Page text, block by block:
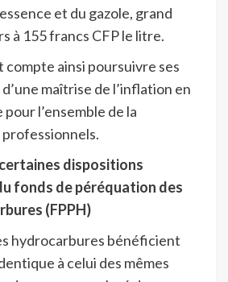
et du gazole, grand
à 155 francs CFP le litre.
ainsi poursuivre ses
maîtrise de l’inflation en
l’ensemble de la
dispositions
fonds de péréquation des
(FPPH)
hydrocarbures bénéficient
à celui des mêmes